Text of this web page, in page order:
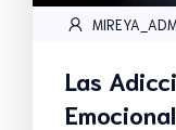
Las